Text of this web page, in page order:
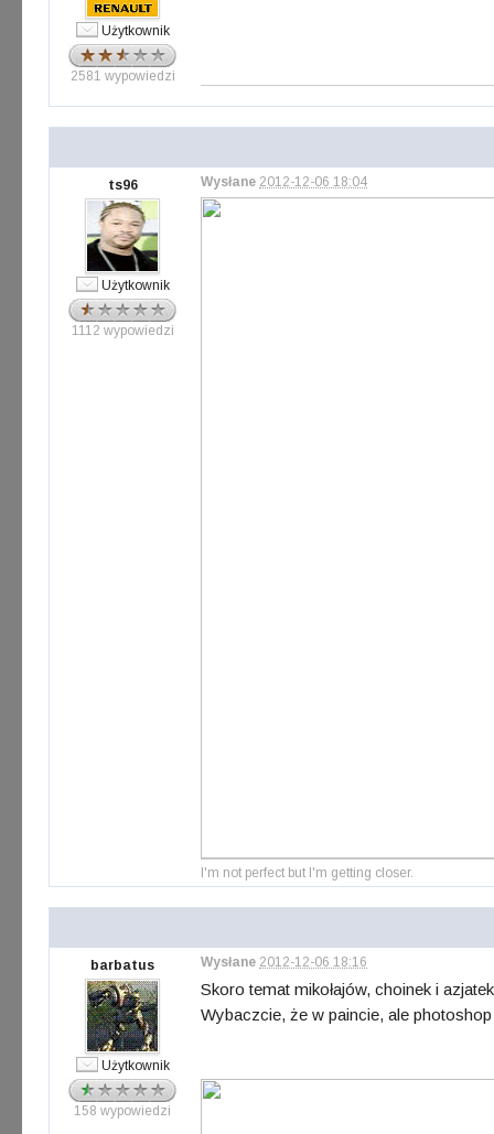
Użytkownik
2581 wypowiedzi
ts96
Użytkownik
1112 wypowiedzi
Wysłane 2012-12-06 18:04
I'm not perfect but I'm getting closer.
barbatus
Użytkownik
158 wypowiedzi
Wysłane 2012-12-06 18:16
Skoro temat mikołajów, choinek i
Wybaczcie, że w paincie, ale